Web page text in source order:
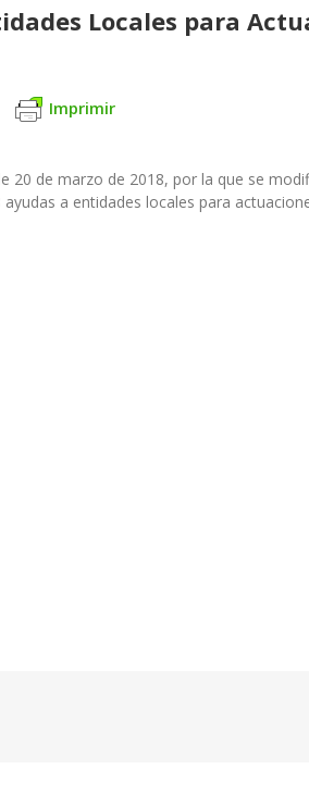
Locales para
Imprimir
de marzo de 2018, por la que se
a entidades locales para